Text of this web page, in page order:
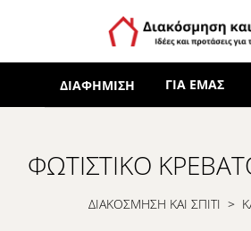
ΔΙΑΦΉΜΙΣΗ ΓΙΑ ΕΜΆΣ
ΦΩΤΙΣΤΙΚΌ
ΔΙΑΚΟΣΜΗΣΗ ΚΑΙ ΣΠΙΤΙ >